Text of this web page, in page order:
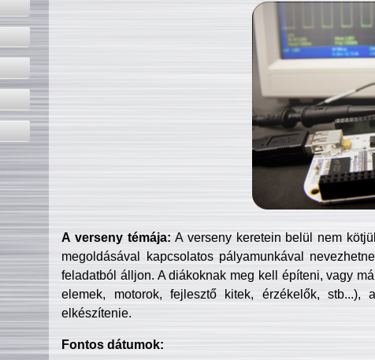
A verseny témája: A verseny keretein belül nem
megoldásával kapcsolatos pályamunkával
feladatból álljon. A diákoknak meg kell építeni, vagy
elemek, motorok, fejlesztő kitek, érzékelők, stb...),
elkészítenie.
Fontos dátumok: